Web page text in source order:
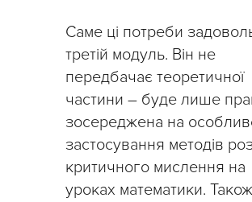
Саме ці потреби
третій модуль. Він не
передбачає теоретичної
частини – буде лише
зосереджена на
застосування методів
критичного мислення на
уроках математики. Також